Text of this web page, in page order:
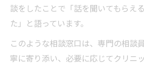
談をしたことで「話を聞いてもらえ
た」と語っています。
このような相談窓口は、専門の相談
寧に寄り添い、必要に応じてクリニ